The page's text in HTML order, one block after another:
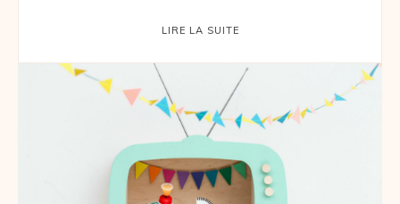
LIRE LA SUITE